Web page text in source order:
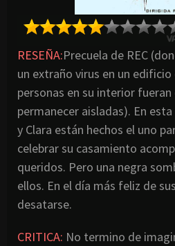
RESEÑA:Precuela de REC
un extraño virus en un edificio
personas en su interior
permanecer aisladas). En
y Clara están hechos el uno
celebrar su casamiento
queridos. Pero una negra
ellos. En el día más feliz de
desatarse.
CRITICA: No termino de